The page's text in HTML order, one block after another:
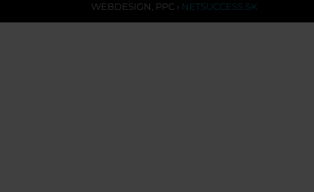
WEBDESIGN, PPC › NETSUCCESS.SK